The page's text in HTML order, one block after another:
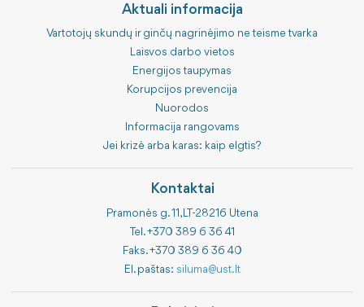
Aktuali informacija
Vartotojų skundų ir ginčų nagrinėjimo ne teisme tvarka
Laisvos darbo vietos
Energijos taupymas
Korupcijos prevencija
Nuorodos
Informacija rangovams
Jei krizė arba karas: kaip elgtis?
Kontaktai
Pramonės g. 11, LT-28216 Utena
Tel. +370 389 6 36 41
Faks. +370 389 6 36 40
El. paštas: siluma@ust.lt